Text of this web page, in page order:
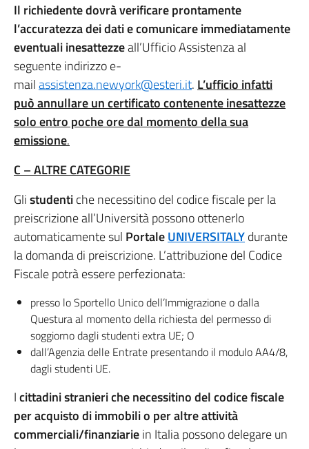
Il richiedente dovrà verificare prontamente
l’accuratezza dei dati e comunicare immediatamente
eventuali inesattezzeall’Ufficio Assistenza al
seguente indirizzo e-
mailassistenza.newyork@esteri.it. L’ufficio infatti
può annullare un certificato contenente inesattezze
solo entro poche ore dal momento della sua
emissione.
C – ALTRE CATEGORIE
Glistudentiche necessitino del codice fiscale per la
preiscrizione all’Università possono ottenerlo
automaticamente sul PortaleUNIVERSITALYdurante
la domanda di preiscrizione. L’attribuzione del Codice
Fiscale potrà essere perfezionata:
presso lo Sportello Unico dell’Immigrazione o dalla
Questura al momento della richiesta del permesso di
soggiorno dagli studenti extra UE; O
dall’Agenzia delle Entrate presentando il modulo AA4/8,
dagli studenti UE.
Icittadini stranieri che necessitino del codice fiscale
per acquisto di immobili o per altre attività
commerciali/finanziariein Italia possono delegare un